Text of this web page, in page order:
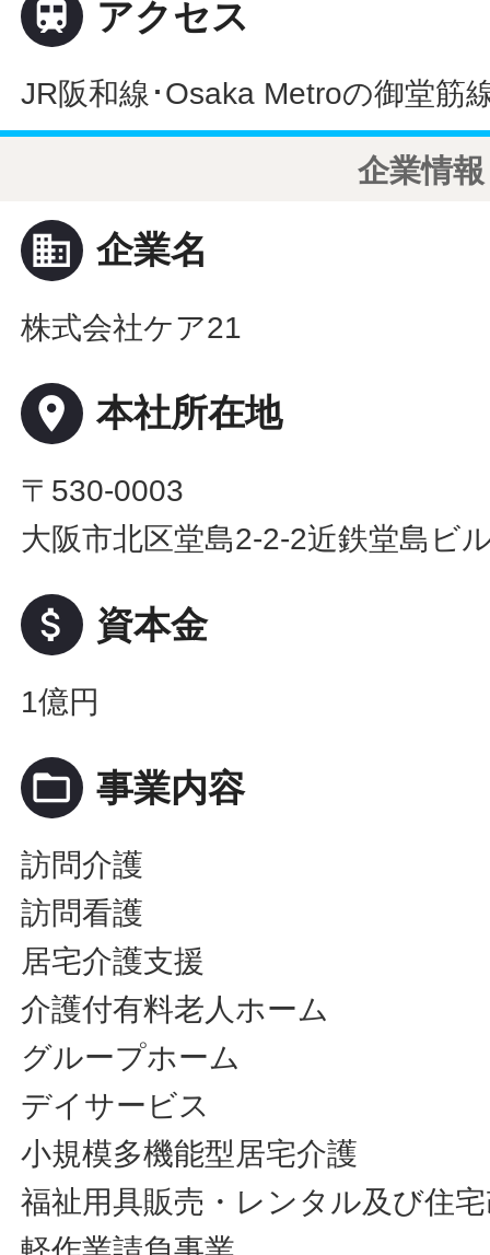
 アクセス
JR阪和線･Osaka Metroの御堂筋
企業情報
business 企業名
株式会社ケア21
place 本社所在地
〒530-0003
大阪市北区堂島2-2-2近鉄堂島ビ
attach_money 資本金
1億円
folder_open 事業内容
訪問介護
訪問看護
居宅介護支援
介護付有料老人ホーム
グループホーム
デイサービス
小規模多機能型居宅介護
福祉用具販売・レンタル及び住